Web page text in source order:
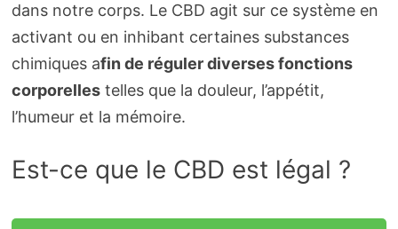
dans notre corps. Le CBD agit sur ce système en
activant ou en inhibant certaines substances
chimiques afin de réguler diverses fonctions
corporellestelles que la douleur, l’appétit,
l’humeur et la mémoire.
Est-ce que le CBD est légal ?